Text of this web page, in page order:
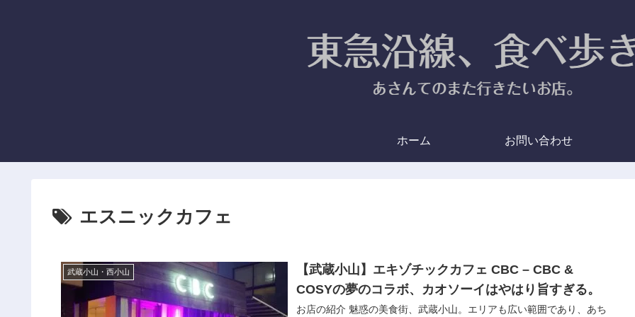
ホーム お問い合わせ
エスニックカフェ
武蔵小山・西小山
【武蔵小山】エキゾチックカフェ CBC – CBC &
COSYの夢のコラボ、カオソーイはやはり旨すぎる。
お店の紹介 魅惑の美食街、武蔵小山。エリアも広い範囲であり、あち